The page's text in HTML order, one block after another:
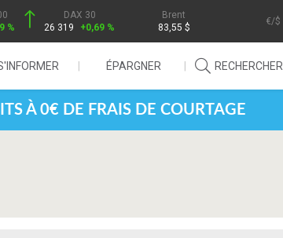
%
DAX 30
26 319
+0,69 %
Brent
83,55 $
/$
ÉPARGNER RECHERCHER
À 0€ DE FRAIS DE COURTAGE